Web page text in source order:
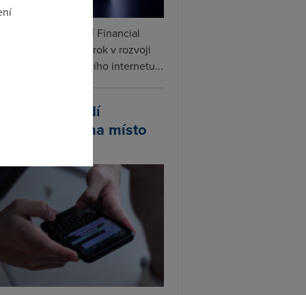
podle informací Financial
připravuje další krok v rozvoji
Vedle satelitního internetu...
zavádí
jména místo